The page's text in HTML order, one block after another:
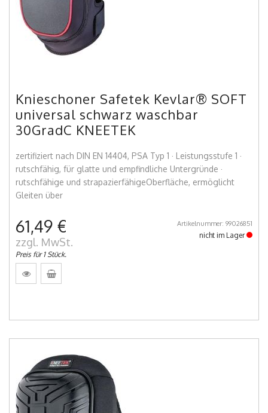
Knieschoner Safetek Kevlar® SOFT
universal schwarz waschbar
30GradC KNEETEK
zertifiziert nach DIN EN 14404, PSA Typ 1 · Leistungsstufe 1 ·
rutschfähig, für glatte und empfindliche Untergründe ·
rutschfähige und strapazierfähigeOberfläche, ermöglicht
Gleiten über
61,49 €
zzgl. MwSt.
Preis für 1 Stück.
Artikelnummer: 99026851
nicht im Lager